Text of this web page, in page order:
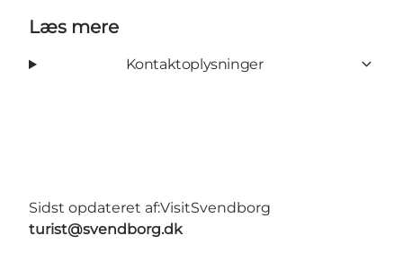
Læs mere
Kontaktoplysninger
Sidst opdateret af:VisitSvendborg
turist@svendborg.dk